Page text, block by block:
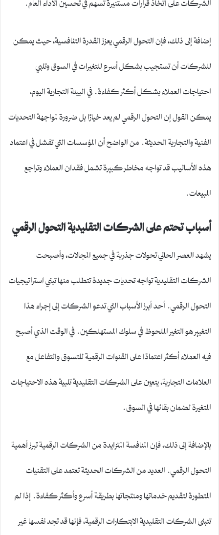
إضافة إلى ذلك، فإن التحول الرقمي يعزز القدرة التنافسية، حيث يمكن
للشركات أن تستجيب بشكل أسرع للتغيرات في السوق وتلبي
احتياجات العملاء بشكل أكثر كفاءة. في البيئة التجارية اليوم،
يمكن القول إن التحول الرقمي لم يعد خيارًا بل ضرورة لمواجهة التحديات
الفنية والتجارية الحديثة. من الواضح أن المؤسسات التي تفشل في اعتماد
هذه الأساليب قد تواجه مخاطر كبيرة تشمل فقدان العملاء وتراجع
المبيعات.
أسباب تحتم على الشركات التقليدية التحول الرقمي
يشهد العصر الحالي تحولات جذرية في جميع المجالات، وأصبحت
الشركات التقليدية تواجه تحديات جديدة تتطلب منها تبني استراتيجيات
التحول الرقمي. أحد أبرز الأسباب التي تدعو الشركات إلى إجراء هذا
التغيير هو التغير الملحوظ في سلوك المستهلكين. في الوقت الذي أصبح
فيه العملاء أكثر اعتمادًا على القنوات الرقمية للتسوق والتفاعل مع
العلامات التجارية، يتعين على الشركات التقليدية تلبية هذه الاحتياجات
المتغيرة لضمان بقائها في السوق.
بالإضافة إلى ذلك، فإن المنافسة المتزايدة من الشركات الرقمية تبرز أهمية
التحول الرقمي. العديد من الشركات الحديثة تعتمد على التقنيات
المتطورة لتقديم خدماتها ومنتجاتها بطريقة أسرع وأكثر كفاءة. إذا لم
تتبنى الشركات التقليدية الابتكارات الرقمية، فإنها قد تجد نفسها غير